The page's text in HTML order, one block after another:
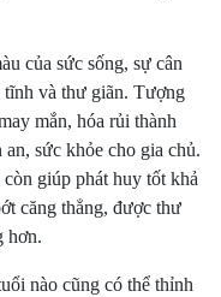
của sức sống, sự cân
tĩnh và thư giãn. Tượng
mắn, hóa rủi thành
sức khỏe cho gia chủ.
giúp phát huy tốt khả
căng thẳng, được thư
hơn.
nào cũng có thể thỉnh